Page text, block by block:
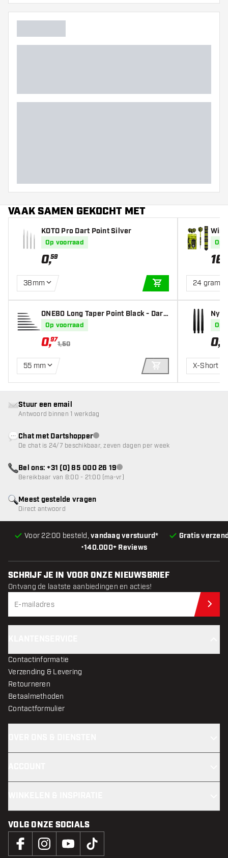
Hoofdkleur
VAAK SAMEN GEKOCHT MET
KOTO Pro Dart Point Silver
Op voorraad
0,59
38mm
IN WINKELWAGEN
ONE80 Long Taper Point Black - Dart
Points
Op voorraad
0,97
1,50
55 mm
IN WINKELWAGEN
n
Op
16
24 gram
Op
0,79
X-Short
•140.000+ Reviews
Voor 22:00 besteld,vandaag verstuurd* Gratis
Meest gestelde vragen
Direct antwoord
Stuur een email
Antwoord binnen 1 werkdag
Chat met Dartshopperklantenservice niet beschikbaar
De chat is 24/7 beschikbaar, zeven dagen per week
Bel ons: +31 (0) 85 000 26 19klantenservice niet beschikbaar
Bereikbaar van 8:00 - 21:00 (ma-vr)
SCHRIJF JE IN VOOR ONZE NIEUWSBRIEF
Ontvang de laatste aanbiedingen en acties!
Contactinformatie
Verzending & Levering
Retourneren
Betaalmethoden
Contactformulier
VOLG ONZE SOCIALS